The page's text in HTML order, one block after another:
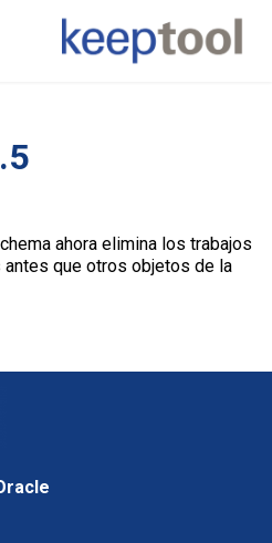
ahora elimina los trabajos
que otros objetos de la